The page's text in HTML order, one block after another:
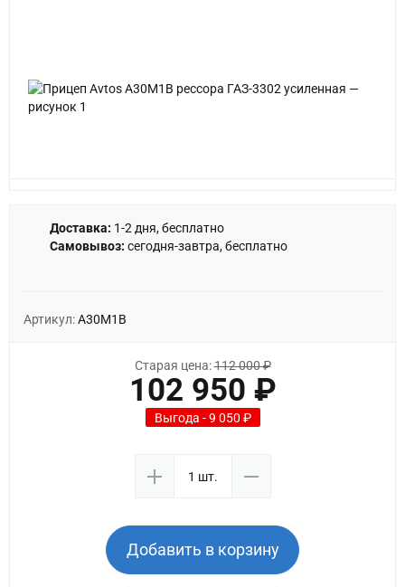
Доставка: 1-2 дня, бесплатно
Самовывоз: сегодня-завтра, бесплатно
Артикул:A30М1B
Старая цена:112 000 ₽
102 950 ₽
Выгода - 9 050 ₽
Добавить в корзину